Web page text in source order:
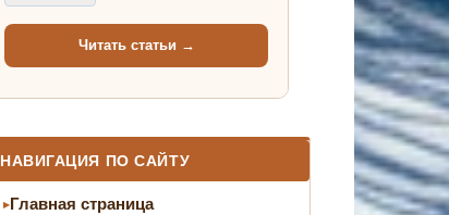
Читать статьи →
НАВИГАЦИЯ ПО САЙТУ
Главная страница